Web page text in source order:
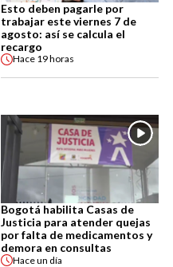
Esto deben pagarle por
trabajar este viernes 7 de
agosto: así se calcula el
recargo
Hace 19 horas
Bogotá habilita Casas de
Justicia para atender quejas
por falta de medicamentos y
demora en consultas
Haceun día